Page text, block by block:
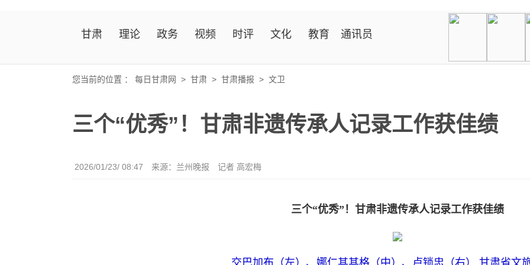
甘肃 理论 政务 视频 时评 文化 教育 通讯员
您当前的位置 ： 每日甘肃网 > 甘肃 > 甘肃播报 > 文卫
三个“优秀”！甘肃非遗传承人记录工作获佳绩
2026/01/23/ 08:47 来源：兰州晚报 记者 高宏梅
三个“优秀”！甘肃非遗传承人记录工作获佳绩